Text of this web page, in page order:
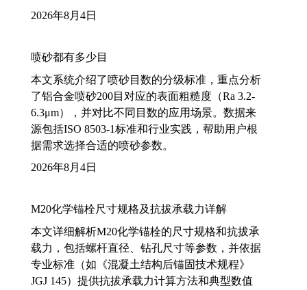
2026年8月4日
喷砂都有多少目
本文系统介绍了喷砂目数的分级标准，重点分析
了铝合金喷砂200目对应的表面粗糙度（Ra 3.2-
6.3μm），并对比不同目数的应用场景。数据来
源包括ISO 8503-1标准和行业实践，帮助用户根
据需求选择合适的喷砂参数。
2026年8月4日
M20化学锚栓尺寸规格及抗拔承载力详解
本文详细解析M20化学锚栓的尺寸规格和抗拔承
载力，包括螺杆直径、钻孔尺寸等参数，并依据
专业标准（如《混凝土结构后锚固技术规程》
JGJ 145）提供抗拔承载力计算方法和典型数值